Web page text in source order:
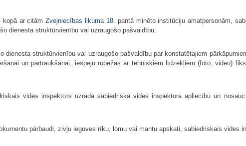
kopā ar citāmZvejniecības likuma 18. pantā minēto institūciju amatpersonām,
dienesta struktūrvienību vai uzraugošo pašvaldību.
struktūrvienību vai uzraugošo pašvaldību par konstatētajiem
un pārtraukšanai, iespēju robežās ar tehniskiem līdzekļiem (foto, video)
vides inspektors uzrāda sabiedriskā vides inspektora apliecību un
pārbaudi, zivju ieguves rīku, lomu vai mantu apskati, sabiedriskais vides